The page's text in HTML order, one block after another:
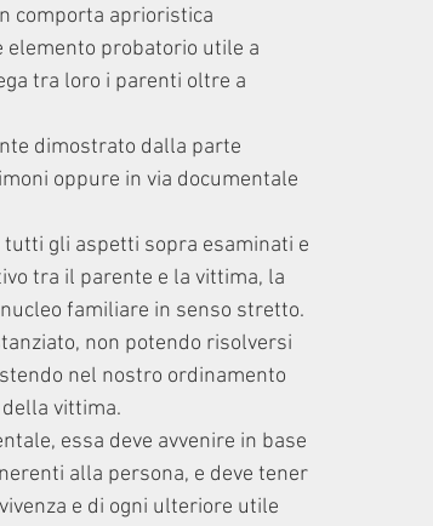
comporta aprioristica
elemento probatorio utile a
tra loro i parenti oltre a
dimostrato dalla parte
oppure in via documentale
gli aspetti sopra esaminati e
tra il parente e la vittima, la
familiare in senso stretto.
non potendo risolversi
nel nostro ordinamento
vittima.
essa deve avvenire in base
alla persona, e deve tener
e di ogni ulteriore utile